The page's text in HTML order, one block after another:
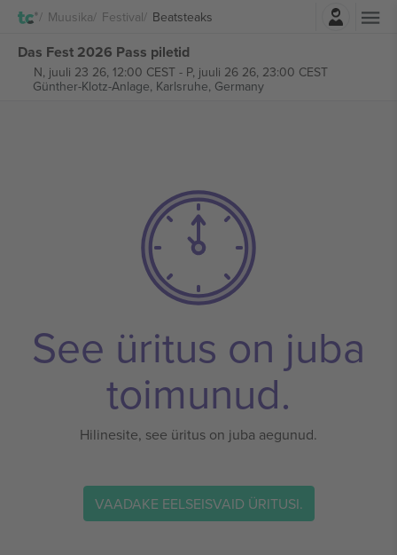
Muusika Festival Beatsteaks
Das Fest 2026 Pass piletid
N, juuli 23 26, 12:00 CEST- P, juuli 26 26, 23:00 CEST
Günther-Klotz-Anlage, Karlsruhe, Germany
See üritus on juba
toimunud.
Hilinesite, see üritus on juba aegunud.
VAADAKE EELSEISVAID ÜRITUSI.